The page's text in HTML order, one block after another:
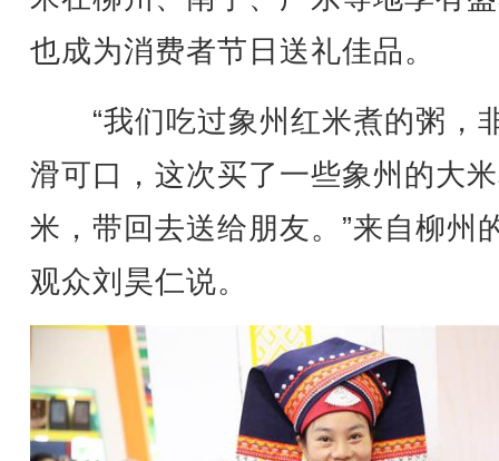
也成为消费者节日送礼佳品。
“我们吃过象州红米煮的粥，
滑可口，这次买了一些象州的大
米，带回去送给朋友。”来自柳州
观众刘昊仁说。